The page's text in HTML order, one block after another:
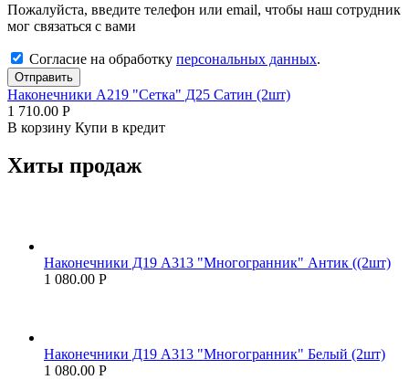
Пожалуйста, введите телефон или email, чтобы наш сотрудник
мог связаться с вами
Согласие на обработку персональных данных.
Отправить
Наконечники А219 "Сетка" Д25 Сатин (2шт)
1 710.00 Р
В корзину Купи в кредит
Хиты продаж
Наконечники Д19 А313 "Многогранник" Антик ((2шт)
1 080.00 Р
Наконечники Д19 А313 "Многогранник" Белый (2шт)
1 080.00 Р